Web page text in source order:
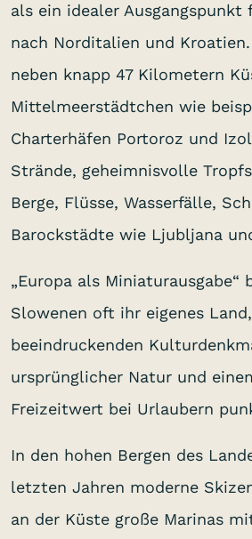
als ein idealer Ausgangspunkt
nach Norditalien und
neben knapp 47 Kilometern
Mittelmeerstädtchen wie
Charterhäfen Portoroz und
Strände, geheimnisvolle
Berge, Flüsse, Wasserfälle,
Barockstädte wie Ljubljana
„Europa als Miniaturausgabe“
Slowenen oft ihr eigenes
beeindruckenden
ursprünglicher Natur und
Freizeitwert bei Urlaubern
In den hohen Bergen des
letzten Jahren moderne
an der Küste große Marinas